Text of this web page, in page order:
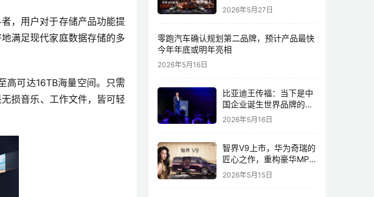
，用户对于存储产品功能提
满足现代家庭数据存储的多
高可达16TB海量空间。只需
损音乐、工作文件，皆可轻
2026年5月27日
零跑汽车确认规划第二品牌，预计产品最快
今年年底或明年亮相
2026年5月16日
比亚迪王传福：当下是中
国企业诞生世界品牌的最
佳历史机遇，尤其是制造
2026年5月16日
智界V9上市，华为奇瑞的
匠心之作，重构豪华MPV
市场格局
2026年5月15日